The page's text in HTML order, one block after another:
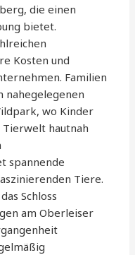
die einen
bietet.
Kosten und
Familien
nahegelegenen
wo Kinder
Tierwelt hautnah
spannende
Tiere.
Schloss
am Oberleiser